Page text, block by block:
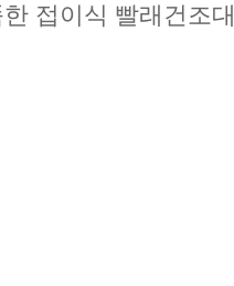
접이식 빨래건조대